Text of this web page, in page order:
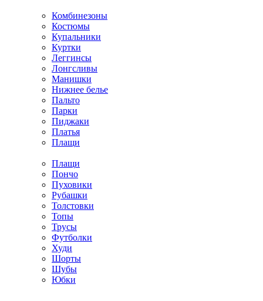
Комбинезоны
Костюмы
Купальники
Куртки
Леггинсы
Лонгсливы
Манишки
Нижнее белье
Пальто
Парки
Пиджаки
Платья
Плащи
Плащи
Пончо
Пуховики
Рубашки
Толстовки
Топы
Трусы
Футболки
Худи
Шорты
Шубы
Юбки